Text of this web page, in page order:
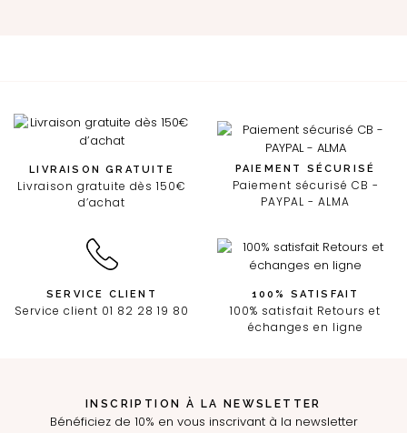
LIVRAISON GRATUITE
Livraison gratuite dès 150€
d’achat
PAIEMENT SÉCURISÉ
Paiement sécurisé CB -
PAYPAL - ALMA
SERVICE CLIENT
Service client 01 82 28 19 80
100% SATISFAIT
100% satisfait Retours et
échanges en ligne
INSCRIPTION À LA NEWSLETTER
Bénéficiez de 10% en vous inscrivant à la newsletter